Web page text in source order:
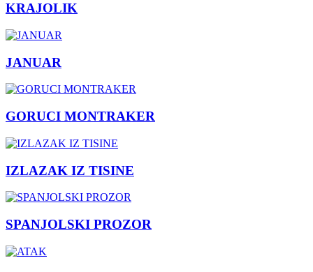
KRAJOLIK
JANUAR
GORUCI MONTRAKER
IZLAZAK IZ TISINE
SPANJOLSKI PROZOR